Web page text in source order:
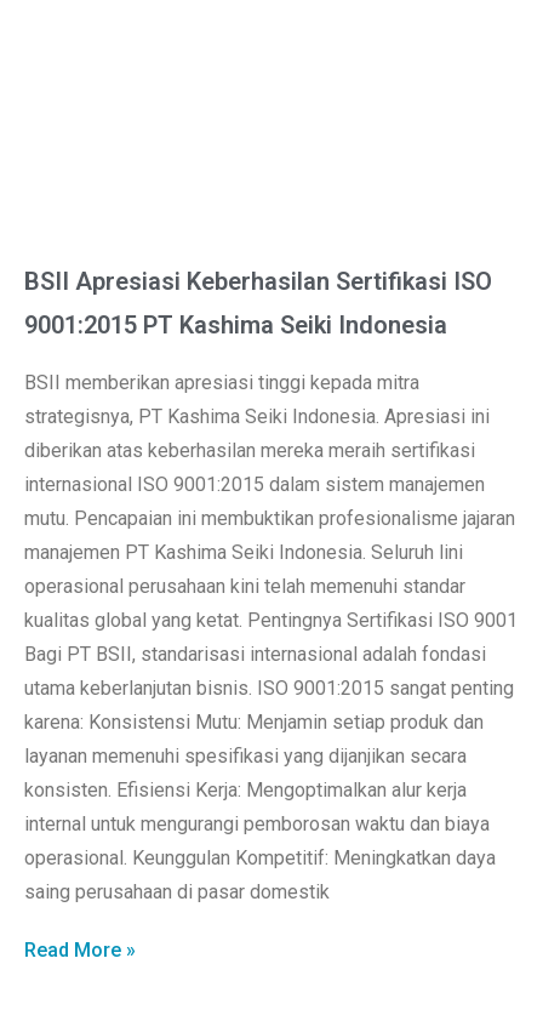
BSII Apresiasi Keberhasilan Sertifikasi ISO
9001:2015 PT Kashima Seiki Indonesia
BSII memberikan apresiasi tinggi kepada mitra
strategisnya, PT Kashima Seiki Indonesia. Apresiasi ini
diberikan atas keberhasilan mereka meraih sertifikasi
internasional ISO 9001:2015 dalam sistem manajemen
mutu. Pencapaian ini membuktikan profesionalisme jajaran
manajemen PT Kashima Seiki Indonesia. Seluruh lini
operasional perusahaan kini telah memenuhi standar
kualitas global yang ketat. Pentingnya Sertifikasi ISO 9001
Bagi PT BSII, standarisasi internasional adalah fondasi
utama keberlanjutan bisnis. ISO 9001:2015 sangat penting
karena: Konsistensi Mutu: Menjamin setiap produk dan
layanan memenuhi spesifikasi yang dijanjikan secara
konsisten. Efisiensi Kerja: Mengoptimalkan alur kerja
internal untuk mengurangi pemborosan waktu dan biaya
operasional. Keunggulan Kompetitif: Meningkatkan daya
saing perusahaan di pasar domestik
Read More »